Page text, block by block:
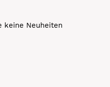
keine Neuheiten